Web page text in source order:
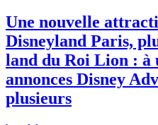
Une nouvelle
Disneyland Paris,
land du Roi Lion : à
annonces Disney
plusieurs